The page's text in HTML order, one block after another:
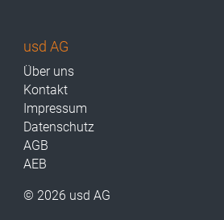
usd AG
Über uns
Kontakt
Impressum
Datenschutz
AGB
AEB
© 2026 usd AG